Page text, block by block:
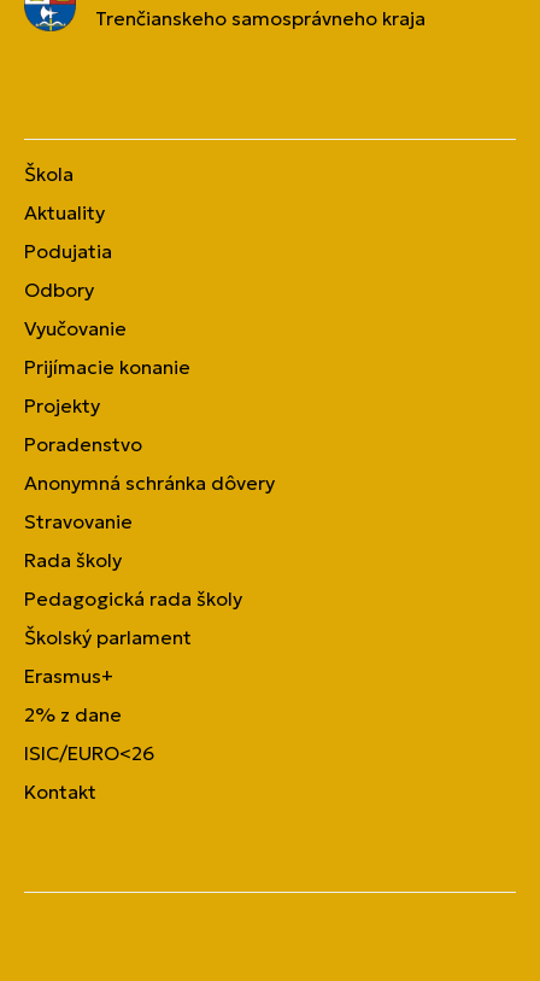
Trenčianskeho samosprávneho kraja
Škola
Aktuality
Podujatia
Odbory
Vyučovanie
Prijímacie konanie
Projekty
Poradenstvo
Anonymná schránka dôvery
Stravovanie
Rada školy
Pedagogická rada školy
Školský parlament
Erasmus+
2% z dane
ISIC/EURO<26
Kontakt